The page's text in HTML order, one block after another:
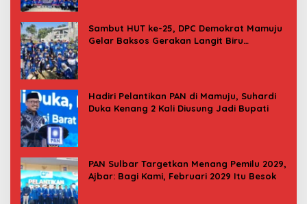
Sambut HUT ke-25, DPC Demokrat Mamuju
Gelar Baksos Gerakan Langit Biru
Hadiri Pelantikan PAN di Mamuju, Suhardi
Duka Kenang 2 Kali Diusung Jadi Bupati
PAN Sulbar Targetkan Menang Pemilu 2029,
Ajbar: Bagi Kami, Februari 2029 Itu Besok